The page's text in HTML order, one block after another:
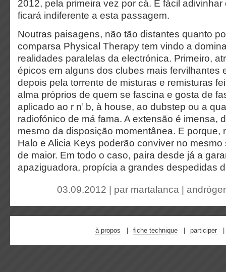
2012, pela primeira vez por cá. É fácil
ficará indiferente a esta passagem.
Noutras paisagens, não tão distantes quanto
comparsa Physical Therapy tem vindo a
realidades paralelas da electrónica. Primeiro,
épicos em alguns dos clubes mais fervilhantes
depois pela torrente de misturas e remisturas
alma próprios de quem se fascina e gosta de
aplicado ao r n’ b, à house, ao dubstep ou a
radiofónico de má fama. A extensão é imensa,
mesmo da disposição momentânea. E porque,
Halo e Alicia Keys poderão conviver no
de maior. Em todo o caso, paira desde já a
apaziguadora, propícia a grandes despedidas
03.09.2012 | par martalanca
à propos fiche technique participer